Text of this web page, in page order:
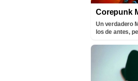
Corepunk
Un verdadero
los de antes,